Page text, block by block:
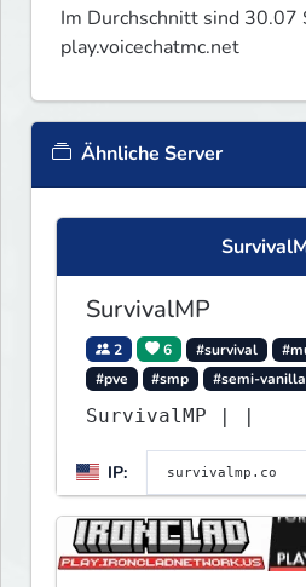
Im Durchschnitt sind 30.07
play.voicechatmc.net
Ähnliche Server
SurvivalMP
2 6 #survival
#pve
#smp #semi-vanilla
SurvivalMP | |
IP: